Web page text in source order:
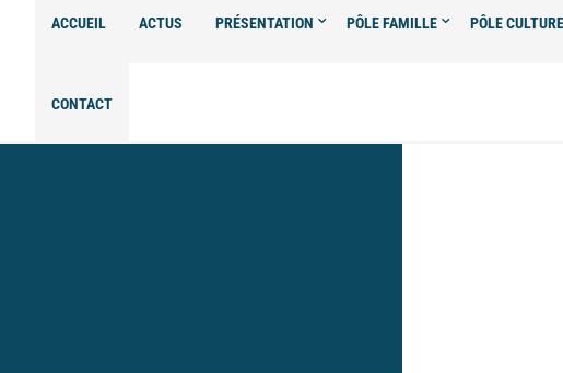
ACCUEIL ACTUS PRÉSENTATION PÔLE FAMILLE PÔLE
CONTACT